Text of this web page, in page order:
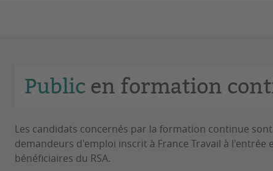
Publicen formation
Les candidats concernés par la formation continue
demandeurs d'emploi inscrit à France Travail à l'entrée
bénéficiaires du RSA.